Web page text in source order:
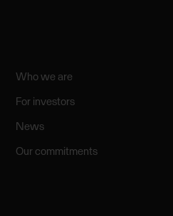
Who we are
For investors
News
Our commitments